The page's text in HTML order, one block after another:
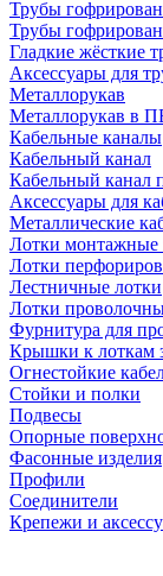
Трубы
Трубы
Гладкие жёсткие
Аксессуары для
Металлорукав
Металлорукав в
Кабельные каналы
Кабельный канал
Кабельный канал
Аксессуары для
Металлические
Лотки монтажные
Лотки
Лестничные лотки
Лотки
Фурнитура для
Крышки к лоткам
Огнестойкие
Стойки и полки
Подвесы
Опорные
Фасонные изделия
Профили
Соединители
Крепежи и